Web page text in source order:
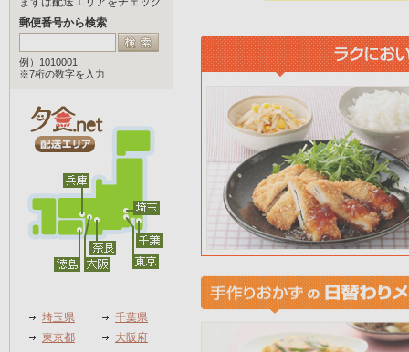
郵便番号から検索
例）1010001
※7桁の数字を入力
埼玉県
千葉県
東京都
大阪府